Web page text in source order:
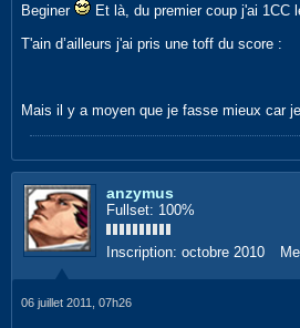
Beginer
Et là, du premier coup j'ai 1CC
T'ain d’ailleurs j'ai pris une toff du score :
Mais il y a moyen que je fasse mieux car
anzymus
Fullset: 100%
Inscription: octobre 2010
06 juillet 2011, 07h26